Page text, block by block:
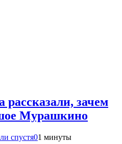
зачем
Мурашкино
спустя01 минуты